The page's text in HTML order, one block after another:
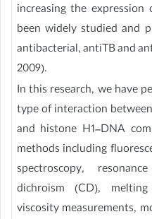
increasing the
been widely studied and
antibacterial, antiTB and
2009).
In this research, we have
type of interaction
and histone H1–DNA
methods including
spectroscopy,
dichroism (CD), melting
viscosity measurements,